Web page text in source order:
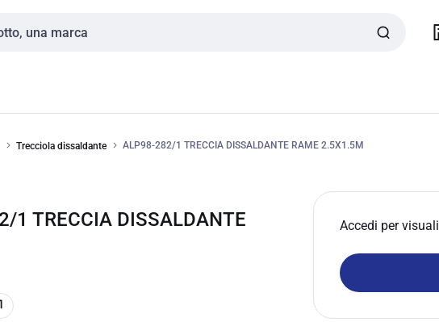
Trecciola dissaldante ALP98-282/1 TRECCIA DISSALDANTE RAME 2.5X1.5M
1 TRECCIA DISSALDANTE
Accedi per